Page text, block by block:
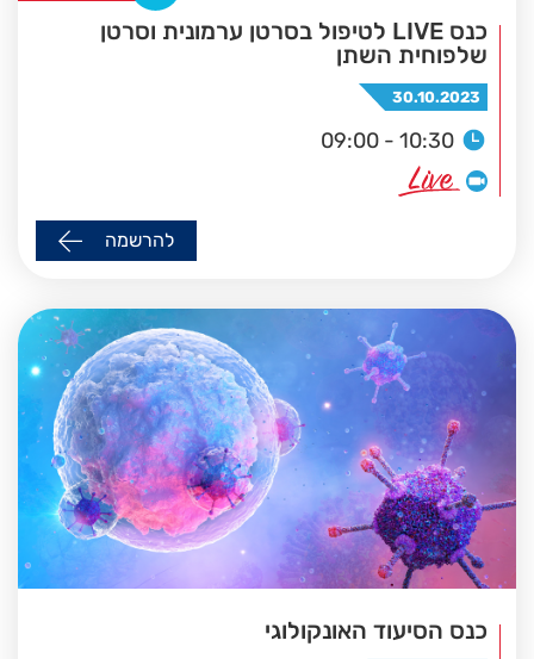
כנס LIVE לטיפול בסרטן ערמונית וסרטן
שלפוחית השתן
30.10.2023
09:00 - 10:30
להרשמה
כנס הסיעוד האונקולוגי